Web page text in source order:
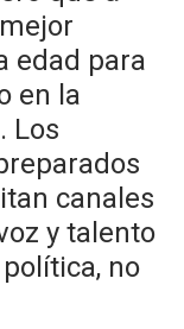
edad para
en la
Los
canales
y talento
no